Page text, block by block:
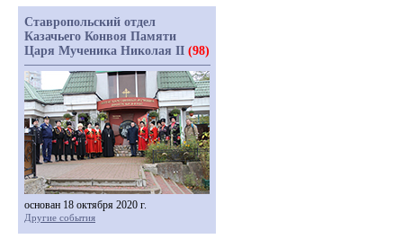
Ставропольский отдел
Казачьего Конвоя Памяти
Царя Мученика Николая II (98)
основан 18 октября 2020 г.
Другие события